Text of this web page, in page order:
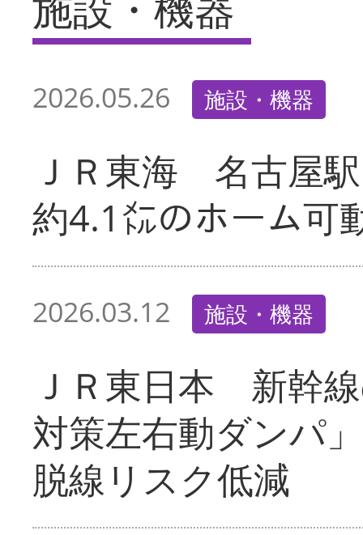
2026.05.26 施設・機器
ＪＲ東海 名古屋
約4.1㍍のホーム可
2026.03.12 施設・機器
ＪＲ東日本 新幹
対策左右動ダン
脱線リスク低減